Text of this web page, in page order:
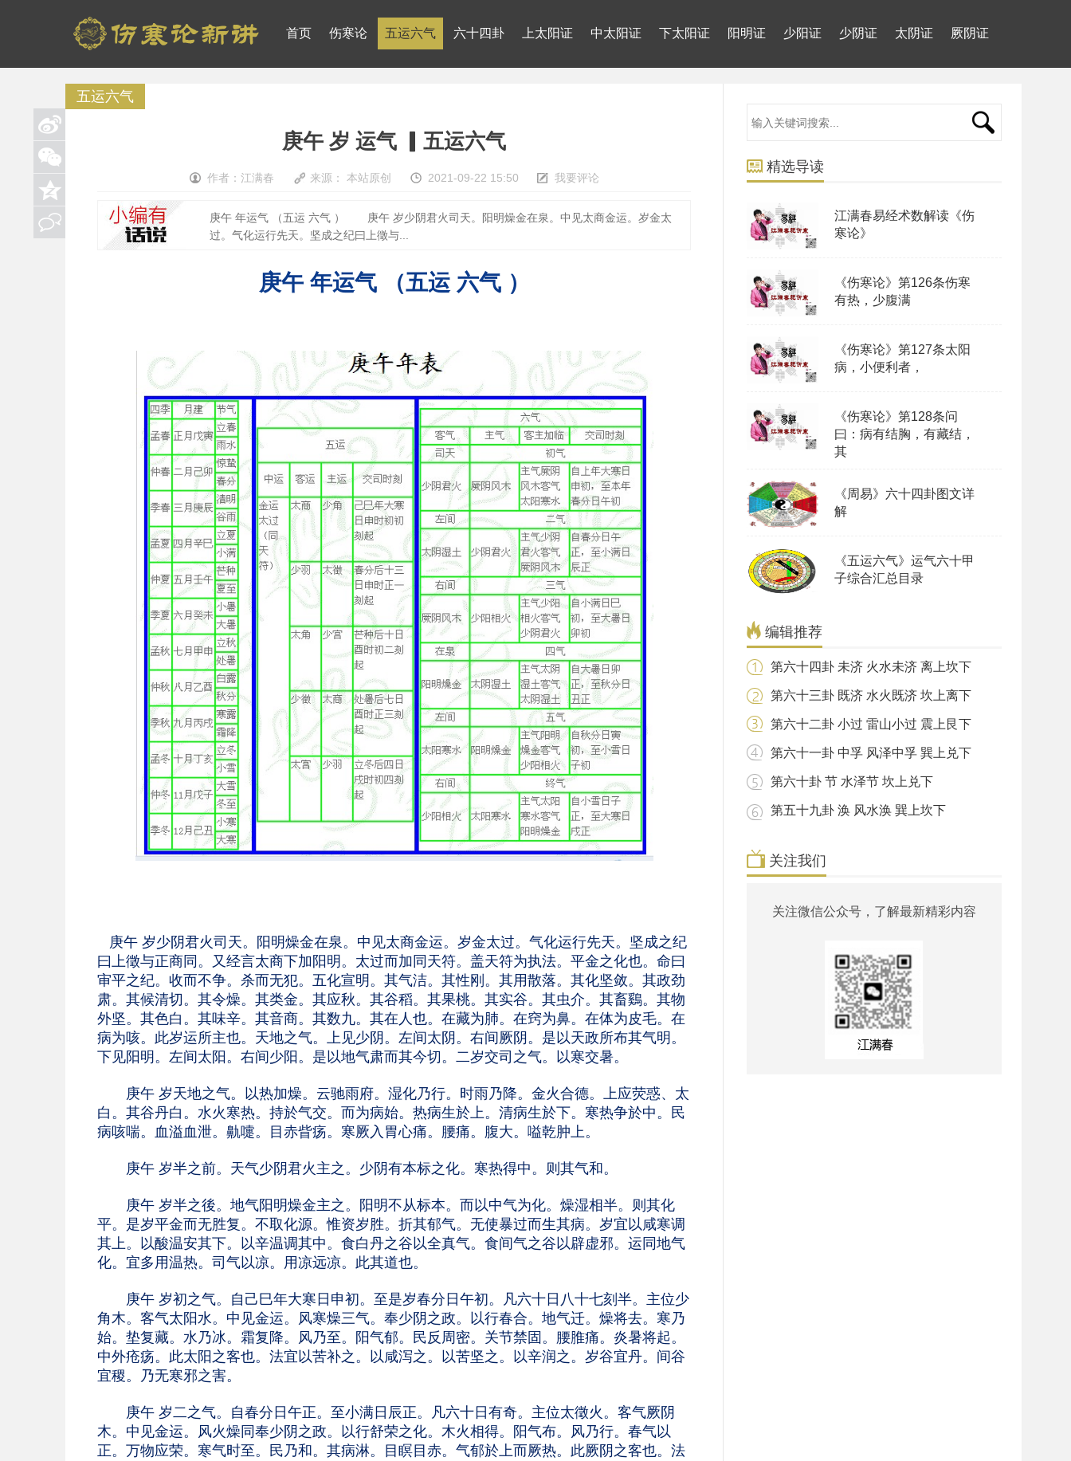
首页 伤寒论 五运六气 六十四卦 上太阳证 中太阳证 下太阳证 阳明证 少阳证 少阴证 太阴证 厥阴证
五运六气
庚午 岁 运气 ▎五运六气
作者：江满春 来源： 本站原创 2021-09-22 15:50 我要评论
庚午 年运气 （五运 六气 ） 庚午 岁少阴君火司天。阳明燥金在泉。中见太商金运。岁金太
过。气化运行先天。坚成之纪曰上徵与...
庚午 年运气 （五运 六气 ）
庚午 岁少阴君火司天。阳明燥金在泉。中见太商金运。岁金太过。气化运行先天。坚成之纪
曰上徵与正商同。又经言太商下加阳明。太过而加同天符。盖天符为执法。平金之化也。命曰
审平之纪。收而不争。杀而无犯。五化宣明。其气洁。其性刚。其用散落。其化坚敛。其政劲
肃。其候清切。其令燥。其类金。其应秋。其谷稻。其果桃。其实谷。其虫介。其畜鷄。其物
外坚。其色白。其味辛。其音商。其数九。其在人也。在藏为肺。在窍为鼻。在体为皮毛。在
病为咳。此岁运所主也。天地之气。上见少阴。左间太阴。右间厥阴。是以天政所布其气明。
下见阳明。左间太阳。右间少阳。是以地气肃而其今切。二岁交司之气。以寒交暑。
庚午 岁天地之气。以热加燥。云驰雨府。湿化乃行。时雨乃降。金火合德。上应荧惑、太
白。其谷丹白。水火寒热。持於气交。而为病始。热病生於上。清病生於下。寒热争於中。民
病咳喘。血溢血泄。鼽嚏。目赤眥疡。寒厥入胃心痛。腰痛。腹大。嗌乾肿上。
庚午 岁半之前。天气少阴君火主之。少阴有本标之化。寒热得中。则其气和。
庚午 岁半之後。地气阳明燥金主之。阳明不从标本。而以中气为化。燥湿相半。则其化
平。是岁平金而无胜复。不取化源。惟资岁胜。折其郁气。无使暴过而生其病。岁宜以咸寒调
其上。以酸温安其下。以辛温调其中。食白丹之谷以全真气。食间气之谷以辟虚邪。运同地气
化。宜多用温热。司气以凉。用凉远凉。此其道也。
庚午 岁初之气。自己巳年大寒日申初。至是岁春分日午初。凡六十日八十七刻半。主位少
角木。客气太阳水。中见金运。风寒燥三气。奉少阴之政。以行春合。地气迁。燥将去。寒乃
始。垫复藏。水乃冰。霜复降。风乃至。阳气郁。民反周密。关节禁固。腰脽痛。炎暑将起。
中外疮疡。此太阳之客也。法宜以苦补之。以咸泻之。以苦坚之。以辛润之。岁谷宜丹。间谷
宜稷。乃无寒邪之害。
庚午 岁二之气。自春分日午正。至小满日辰正。凡六十日有奇。主位太徵火。客气厥阴
木。中见金运。风火燥同奉少阴之政。以行舒荣之化。木火相得。阳气布。风乃行。春气以
正。万物应荣。寒气时至。民乃和。其病淋。目瞑目赤。气郁於上而厥热。此厥阴之客也。法
精选导读
江满春易经术数解读《伤
寒论》
《伤寒论》第126条伤寒
有热，少腹满
《伤寒论》第127条太阳
病，小便利者，
《伤寒论》第128条问
曰：病有结胸，有藏结，
其
《周易》六十四卦图文详
解
《五运六气》运气六十甲
子综合汇总目录
编辑推荐
第六十四卦 未济 火水未济 离上坎下
第六十三卦 既济 水火既济 坎上离下
第六十二卦 小过 雷山小过 震上艮下
第六十一卦 中孚 风泽中孚 巽上兑下
第六十卦 节 水泽节 坎上兑下
第五十九卦 涣 风水涣 巽上坎下
关注我们
关注微信公众号，了解最新精彩内容